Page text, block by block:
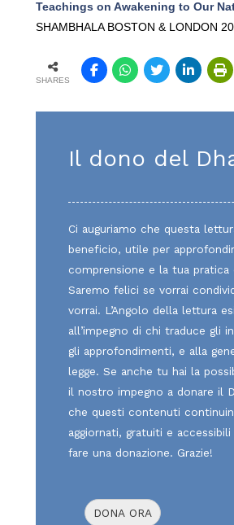
Teachings on Awakening to Our
SHAMBHALA BOSTON & LONDON
SHARES
Il dono del
Ci auguriamo che questa
beneficio, utile per
comprensione e la tua pratica
Saremo felici se vorrai
vorrai. L’Angolo della lettura
all’impegno di chi traduce gli
gli approfondimenti, e alla
legge. Se anche tu hai la
il nostro impegno a donare il
che questi contenuti
aggiornati, gratuiti e
fare una donazione. Grazie!
DONA ORA